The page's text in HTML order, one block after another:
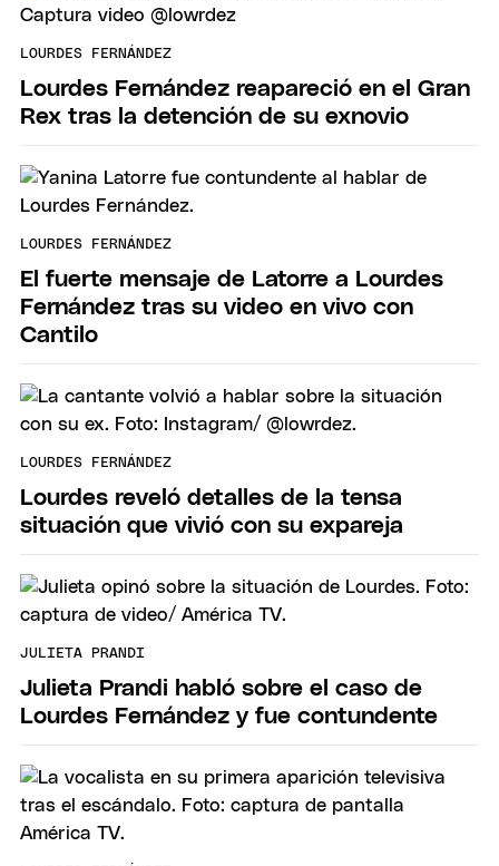
LOURDES FERNÁNDEZ
Lourdes Fernández reapareció en el Gran
Rex tras la detención de su exnovio
LOURDES FERNÁNDEZ
El fuerte mensaje de Latorre a Lourdes
Fernández tras su video en vivo con
Cantilo
LOURDES FERNÁNDEZ
Lourdes reveló detalles de la tensa
situación que vivió con su expareja
JULIETA PRANDI
Julieta Prandi habló sobre el caso de
Lourdes Fernández y fue contundente